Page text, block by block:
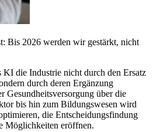
Bis 2026 werden wir gestärkt, nicht
die Industrie nicht durch den Ersatz
durch deren Ergänzung
Gesundheitsversorgung über die
bis hin zum Bildungswesen wird
die Entscheidungsfindung
Möglichkeiten eröffnen.